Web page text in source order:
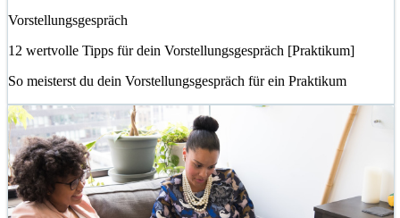
Vorstellungsgespräch
12 wertvolle Tipps für dein Vorstellungsgespräch [Praktikum]
So meisterst du dein Vorstellungsgespräch für ein Praktikum